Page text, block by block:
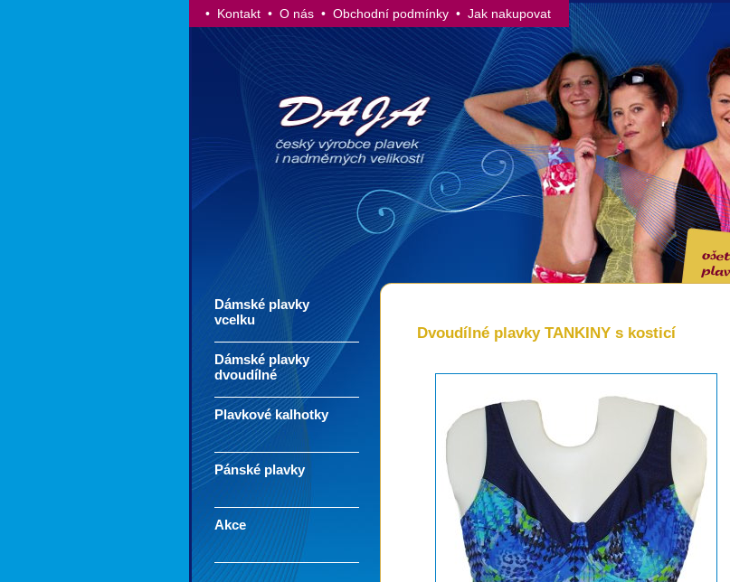
• Kontakt • O nás • Obchodní podmínky • Jak nakupovat
Dámské plavky
vcelku
Dámské plavky
dvoudílné
Plavkové kalhotky
Pánské plavky
Akce
Dvoudílné plavky TANKINY s kosticí